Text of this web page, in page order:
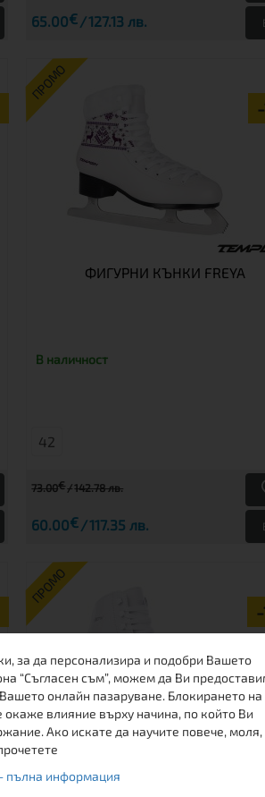
65.00€ 127.13 лв.
ПРОМО
ФИГУРНИ КЪНКИ FREYA
В наличност
42
73.00€ 142.78 лв.
60.00€ 117.35 лв.
ПРОМО
ДАМСКИ ФИГУРНИ КЪНКИ
за да персонализира и подобри Вашето
“Съгласен съм”, можем да Ви
онлайн пазаруване. Блокирането на
влияние върху начина, по който Ви
Ако искате да научите повече, моля,
пълна информация